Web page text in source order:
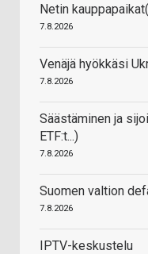
Netin
7.8.2026
Venäjä hyökkäsi
7.8.2026
Säästäminen ja
ETF:t...)
7.8.2026
Suomen valtion
7.8.2026
IPTV-keskustelu